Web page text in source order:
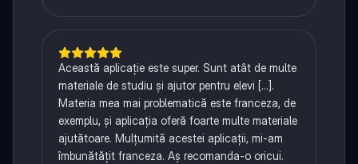
Această aplicație este super. Sunt atât de multe
materiale de studiu și ajutor pentru elevi [...].
Materia mea mai problematică este franceza, de
exemplu, și aplicația oferă foarte multe materiale
ajutătoare. Mulțumită acestei aplicații, mi-am
îmbunătățit franceza. Aș recomanda-o oricui.